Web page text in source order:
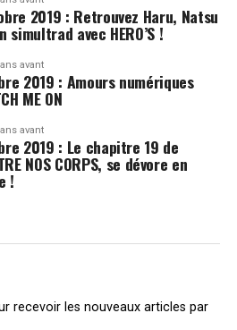
2019 : Retrouvez Haru, Natsu
simultrad avec HERO’S !
avant
2019 : Amours numériques
ME ON
avant
2019 : Le chapitre 19 de
NOS CORPS, se dévore en
!
recevoir les nouveaux articles par